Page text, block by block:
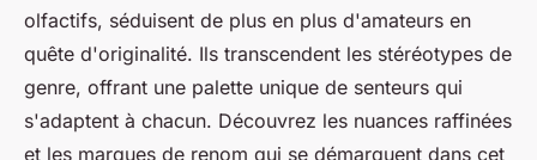
olfactifs, séduisent de plus en plus d'amateurs en
quête d'originalité. Ils transcendent les stéréotypes de
genre, offrant une palette unique de senteurs qui
s'adaptent à chacun. Découvrez les nuances raffinées
et les marques de renom qui se démarquent dans cet